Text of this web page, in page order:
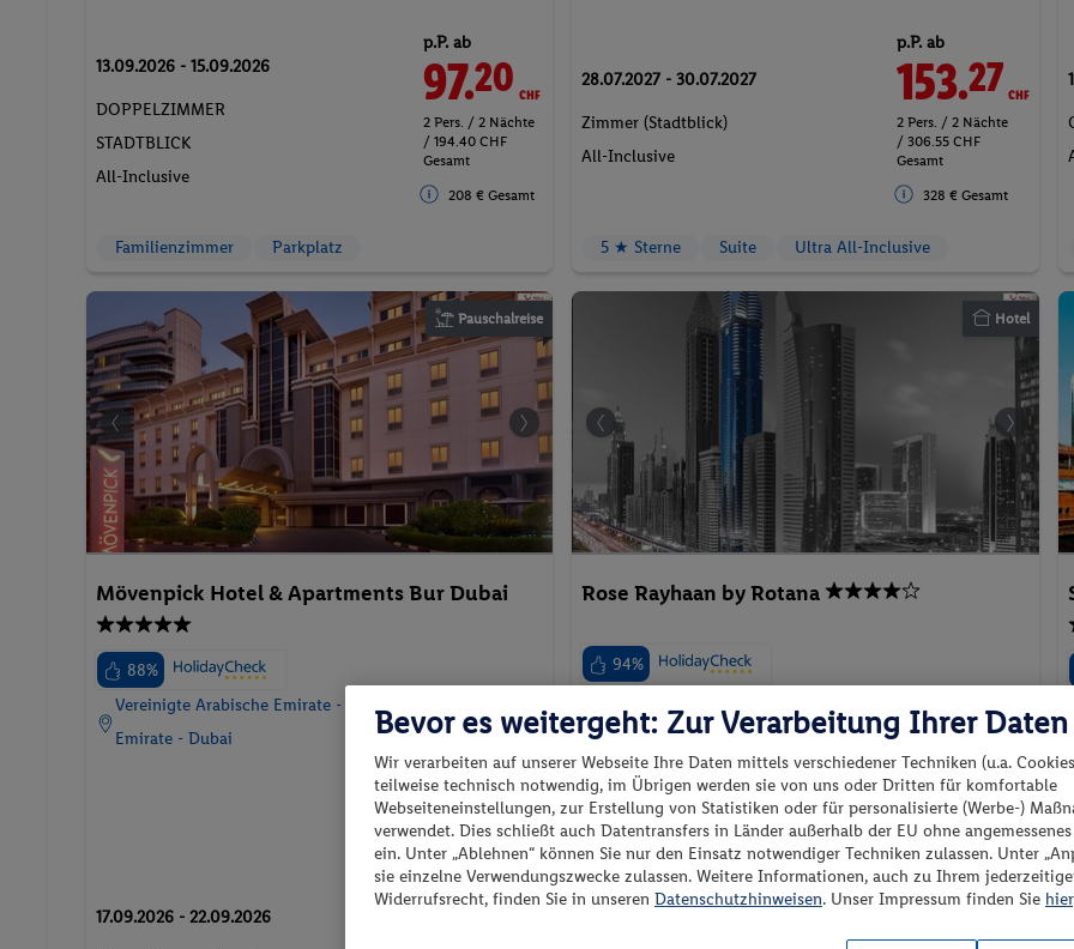
13.09.2026 - 15.09.2026
DOPPELZIMMER
STADTBLICK
All-Inclusive
p.P. ab
97.20CHF
2 Pers. / 2 Nächte
/ 194.40 CHF
Gesamt
208 € Gesamt
Familienzimmer Parkplatz
28.07.2027 - 30.07.2027
Zimmer (Stadtblick)
All-Inclusive
p.P. ab
153.27CHF
2 Pers. / 2 Nächte
/ 306.55 CHF
Gesamt
328 € Gesamt
5 ★ Sterne Suite Ultra All-Inclusive
Pauschalreise
Mövenpick Hotel & Apartments Bur Dubai
88%
Vereinigte Arabische Emirate - Vereinigte Arabische
Emirate - Dubai
17.09.2026 - 22.09.2026
p.P. ab
689.73CHF
Hotel
Rose Rayhaan by Rotana
94%
Emirate - Dubai
p.P. ab
89.72CHF
Bevor es weitergeht: Zur Verarbeitung Ihrer Daten
Wir verarbeiten auf unserer Webseite Ihre Daten mittels verschiedener Techniken (u.a.
teilweise technisch notwendig, im Übrigen werden sie von uns oder Dritten für komfortable
Webseiteneinstellungen, zur Erstellung von Statistiken oder für personalisierte (Werbe-)
verwendet. Dies schließt auch Datentransfers in Länder außerhalb der EU ohne
ein. Unter „Ablehnen“ können Sie nur den Einsatz notwendiger Techniken zulassen. Unter
sie einzelne Verwendungszwecke zulassen. Weitere Informationen, auch zu Ihrem
Widerrufsrecht, finden Sie in unseren Datenschutzhinweisen. Unser Impressum finden Sie hier